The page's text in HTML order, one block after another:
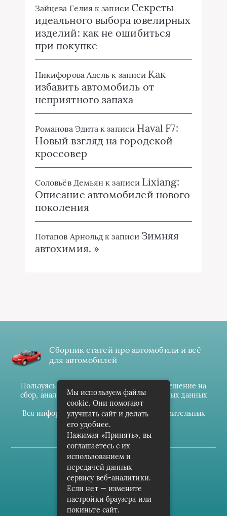
Зайцева Гелия к записи Секреты
идеального выбора ювелирных
изделий: как не ошибиться
при покупке
Никифорова Адель к записи Как
избавить автомобиль от
неприятного запаха
Романова Эдита к записи Haval F7:
Новый взгляд на городской
кроссовер
Соловьёв Демьян к записи Lixiang:
Описание автомобилей нового
поколения
Потапов Арнольд к записи Зимняя
автохимия. »
Сборник статей про автомобили и всё
для автомобилей
Пользуясь данным ресурсом вы даёте разрешение на
сбор, анализ и хранение своих персональных данных
согласноПравилам
Вся информация предоставлена в ознакомительных
целях.
(c) cpark-avto.ru
Карта сайта
О проекте
Архив
Мы используем файлы
cookie. Они помогают
улучшать сайт и делать
его удобнее.
Нажимая «Принять», вы
соглашаетесь с их
использованием и
передачей данных
сервису веб-аналитики.
Если нет — измените
настройки браузера или
покиньте сайт.